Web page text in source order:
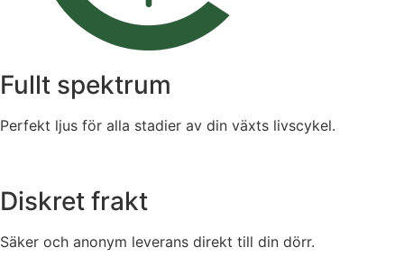
Fullt spektrum
Perfekt ljus för alla stadier av din växts livscykel.
Diskret frakt
Säker och anonym leverans direkt till din dörr.